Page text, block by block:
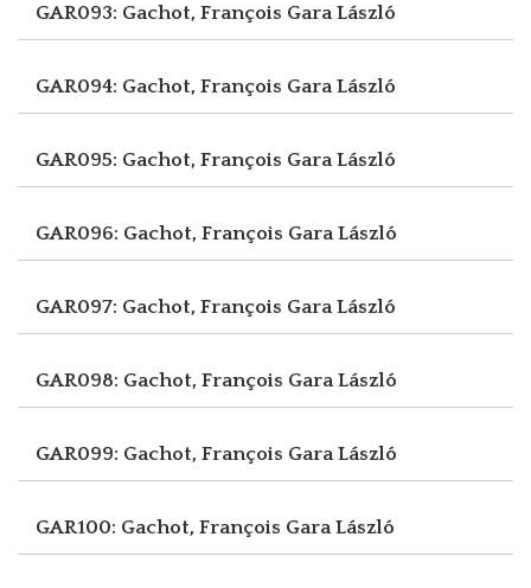
GAR093: Gachot, François Gara László
GAR094: Gachot, François Gara László
GAR095: Gachot, François Gara László
GAR096: Gachot, François Gara László
GAR097: Gachot, François Gara László
GAR098: Gachot, François Gara László
GAR099: Gachot, François Gara László
GAR100: Gachot, François Gara László